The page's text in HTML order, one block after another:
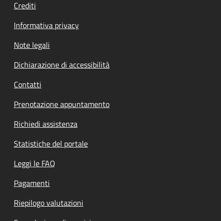
Crediti
Informativa privacy
Note legali
Dichiarazione di accessibilità
Contatti
Prenotazione appuntamento
Richiedi assistenza
Statistiche del portale
Leggi le FAQ
Pagamenti
Riepilogo valutazioni